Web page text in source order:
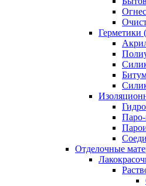
Герметики
Паро-
Отделочные